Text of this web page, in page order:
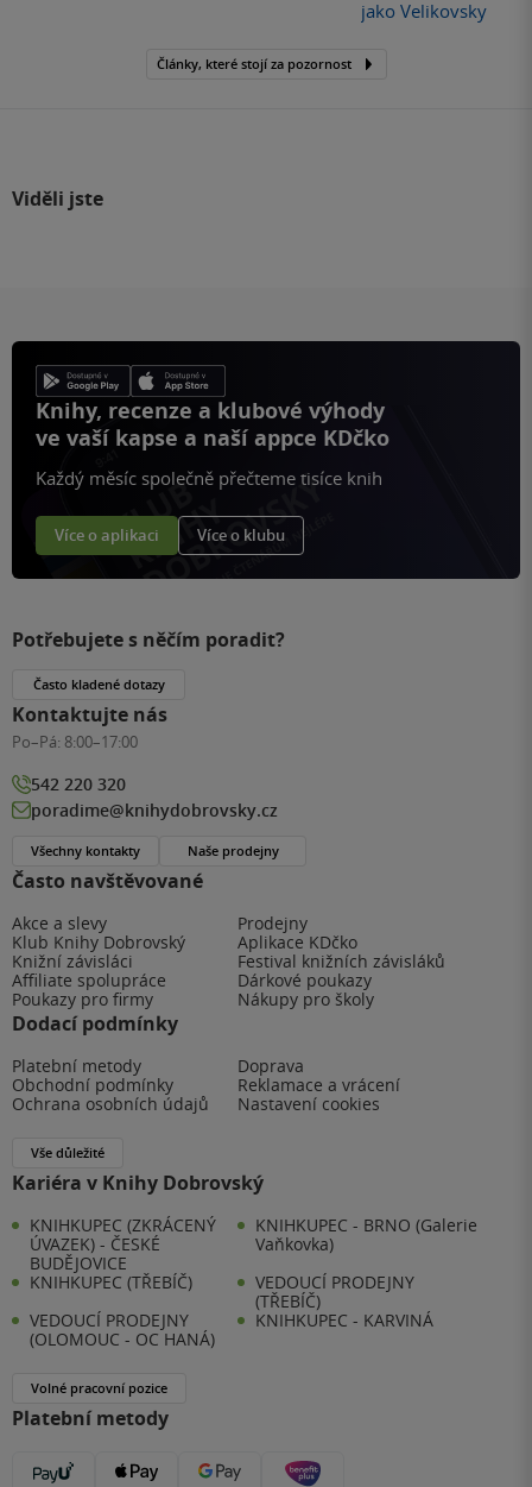
jako Velikovsky
Články, které stojí za pozornost
Viděli jste
Knihy, recenze a klubové výhody
ve vaší kapse a naší appce KDčko
Každý měsíc společně přečteme tisíce knih
Více o aplikaci Více o klubu
Často navštěvované
Akce a slevy
Prodejny
Klub Knihy Dobrovský
Aplikace KDčko
Knižní závisláci
Festival knižních závisláků
Affiliate spolupráce
Dárkové poukazy
Poukazy pro firmy
Nákupy pro školy
Dodací podmínky
Platební metody
Doprava
Obchodní podmínky
Reklamace a vrácení
Ochrana osobních údajů
Nastavení cookies
Vše důležité
Kariéra v Knihy Dobrovský
KNIHKUPEC (ZKRÁCENÝ
ÚVAZEK) - ČESKÉ
BUDĚJOVICE
KNIHKUPEC - BRNO (Galerie
Vaňkovka)
KNIHKUPEC (TŘEBÍČ)
VEDOUCÍ PRODEJNY
(TŘEBÍČ)
VEDOUCÍ PRODEJNY
(OLOMOUC - OC HANÁ)
KNIHKUPEC - KARVINÁ
Volné pracovní pozice
Platební metody
Potřebujete s něčím poradit?
Často kladené dotazy
Kontaktujte nás
Po–Pá: 8:00–17:00
542 220 320
poradime@knihydobrovsky.cz
Všechny kontakty Naše prodejny